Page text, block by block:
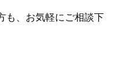
も、お気軽にご相談下